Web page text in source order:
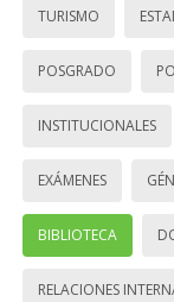
TURISMO
POSGRADO
INSTITUCIONALES
EXÁMENES
BIBLIOTECA
RELACIONES